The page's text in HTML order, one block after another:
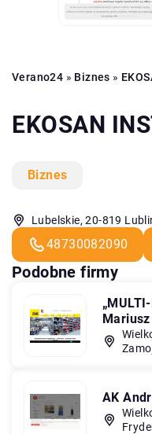
Verano24 » Biznes »
EKOSAN
Biznes
Lubelskie, 20-819
48730082090
Podobne firmy
Mariusz
AK